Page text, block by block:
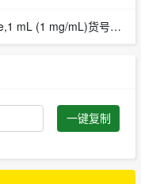
mg/mL)货号：HTS144M
一键复制